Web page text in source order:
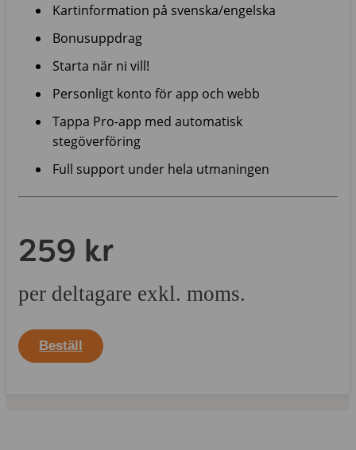
Kartinformation på svenska/engelska
Bonusuppdrag
Starta när ni vill!
Personligt konto för app och webb
Tappa Pro-app med automatisk
stegöverföring
Full support under hela utmaningen
259 kr
per deltagare exkl. moms.
Beställ